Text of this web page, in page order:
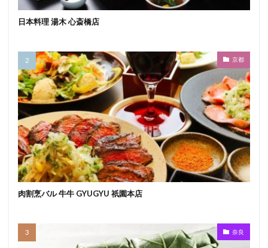
日本料理 湯木 心斎橋店
京都
肉割烹バル 牛牛 GYUGYU 祇園本店
奈良